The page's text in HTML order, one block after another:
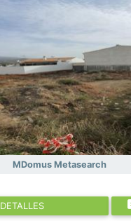
MDomus Metasearch